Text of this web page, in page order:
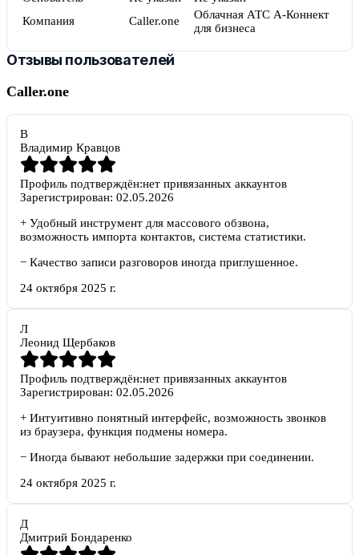
Компания
Caller.one
Облачная АТС А-Коннект
для бизнеса
Отзывы пользователей
Caller.one
В
Владимир Кравцов
Профиль подтверждён:нет привязанных аккаунтов
Зарегистрирован: 02.05.2026
+ Удобный инструмент для массового обзвона,
возможность импорта контактов, система статистики.
− Качество записи разговоров иногда приглушенное.
24 октября 2025 г.
Л
Леонид Щербаков
Профиль подтверждён:нет привязанных аккаунтов
Зарегистрирован: 02.05.2026
+ Интуитивно понятный интерфейс, возможность звонков
из браузера, функция подмены номера.
− Иногда бывают небольшие задержки при соединении.
24 октября 2025 г.
Д
Дмитрий Бондаренко